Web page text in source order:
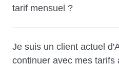
tarif mensuel ?
Je suis un client actuel
continuer avec mes tarifs